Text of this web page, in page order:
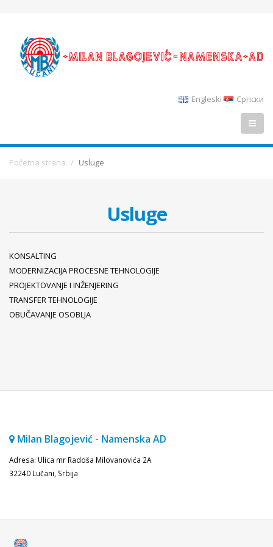
Engleski Српски
Početna strana Usluge
Usluge
KONSALTING
MODERNIZACIJA PROCESNE TEHNOLOGIJE
PROJEKTOVANJE I INŽENJERING
TRANSFER TEHNOLOGIJE
OBUČAVANJE OSOBLJA
Milan Blagojević - Namenska AD
Adresa: Ulica mr Radoša Milovanovića 2A
32240 Lučani, Srbija